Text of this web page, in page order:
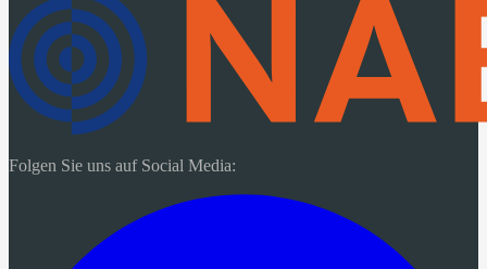
Folgen Sie uns auf Social Media: